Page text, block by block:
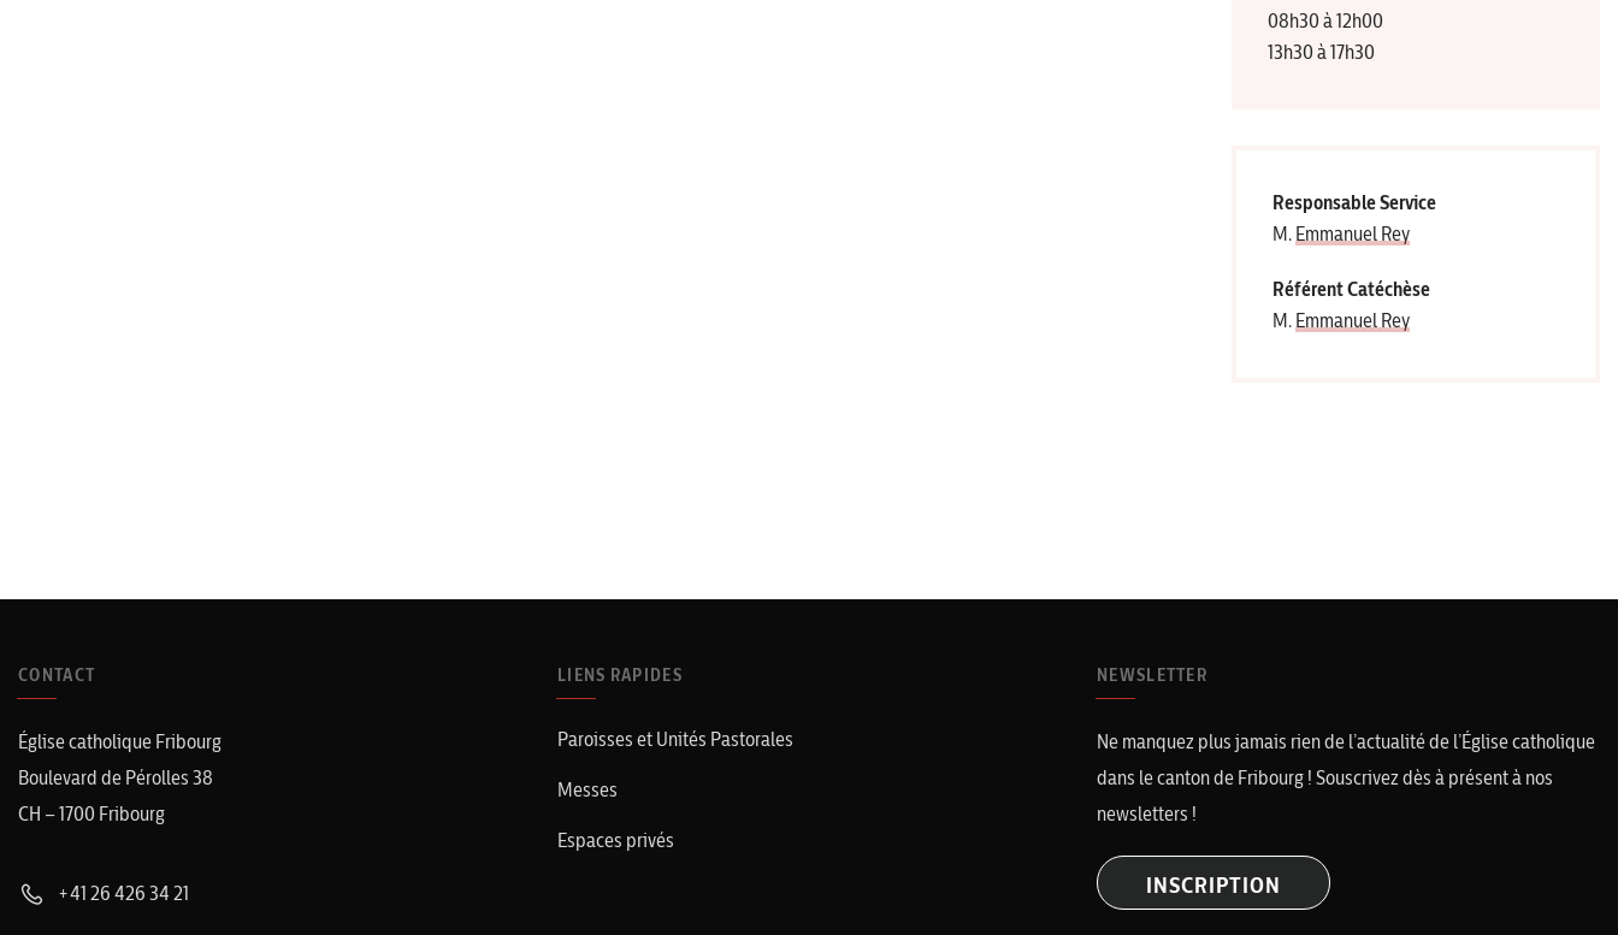
08h30 à 12h00
13h30 à 17h30
Responsable Service
M. Emmanuel Rey
Ré­fé­rent Catéchèse
M. Emmanuel Rey
CONTACT
Église catholique Fribourg
Boulevard de Pérolles 38
CH – 1700 Fribourg
+41 26 426 34 21
LIENS RAPIDES
Paroisses et Unités Pastorales
Messes
Espaces privés
NEWSLETTER
Ne manquez plus jamais rien de l’actualité de l’Église catholique
dans le canton de Fribourg ! Souscrivez dès à présent à nos
newsletters !
INSCRIPTION